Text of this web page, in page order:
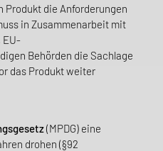
Produkt die Anforderungen
in Zusammenarbeit mit
EU-
Behörden die Sachlage
das Produkt weiter
(MPDG) eine
drohen (§92